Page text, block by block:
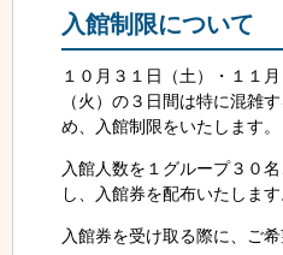
入館制限について
１０月３１日（土）・１１
（火）の３日間は特に混雑
め、入館制限をいたします。
入館人数を１グループ３０
し、入館券を配布いたします
入館券を受け取る際に、ご